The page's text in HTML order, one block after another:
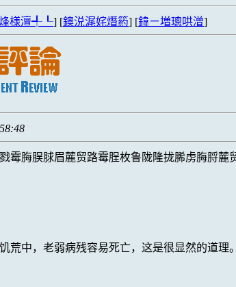
様澶╃┖] [鐭涚浘姹熸箹] [鍏ㄧ増璁哄潧]
霉脢脵脙眉麓贸路霉脭枚鲁陇隆拢脪虏脢脟麓
荒中，老弱病残容易死亡，这是很显然的道理